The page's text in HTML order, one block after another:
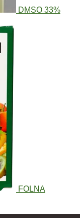
DMSO 33%
FOLNA